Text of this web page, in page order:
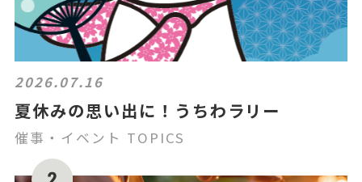
2026.07.16
夏休みの思い出に！うちわラリー
催事・イベント TOPICS